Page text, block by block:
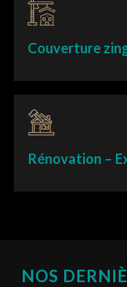
Couverture
Rénovation –
NOS